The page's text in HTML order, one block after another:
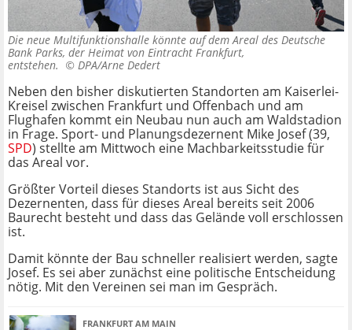
Die neue Multifunktionshalle könnte auf dem Areal des Deutsche
Bank Parks, der Heimat von Eintracht Frankfurt,
entstehen. © DPA/Arne Dedert
Neben den bisher diskutierten Standorten am Kaiserlei-
Kreisel zwischen Frankfurt und Offenbach und am
Flughafen kommt ein Neubau nun auch am Waldstadion
in Frage. Sport- und Planungsdezernent Mike Josef (39,
SPD) stellte am Mittwoch eine Machbarkeitsstudie für
das Areal vor.
Größter Vorteil dieses Standorts ist aus Sicht des
Dezernenten, dass für dieses Areal bereits seit 2006
Baurecht besteht und dass das Gelände voll erschlossen
ist.
Damit könnte der Bau schneller realisiert werden, sagte
Josef. Es sei aber zunächst eine politische Entscheidung
nötig. Mit den Vereinen sei man im Gespräch.
FRANKFURT AM MAIN